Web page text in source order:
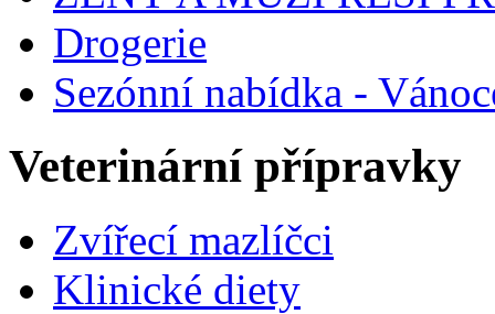
Drogerie
Sezónní nabídka -
Veterinární přípravky
Zvířecí mazlíčci
Klinické diety